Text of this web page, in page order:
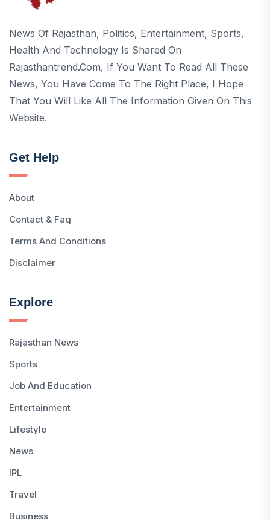
News Of Rajasthan, Politics, Entertainment, Sports,
Health And Technology Is Shared On
Rajasthantrend.com, If You Want To Read All These
News, You Have Come To The Right Place, I Hope
That You Will Like All The Information Given On This
Website.
Get Help
About
Contact & Faq
Terms And Conditions
Disclaimer
Explore
Rajasthan News
Sports
Job And Education
Entertainment
Lifestyle
News
IPL
Travel
Business